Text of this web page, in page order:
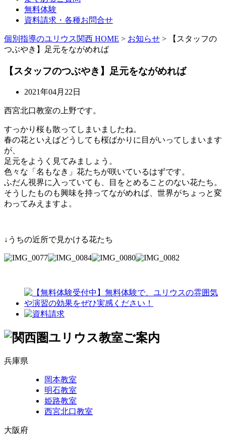
無料体験
資料請求・各種お問合せ
個別指導のユリウス関西 HOME > お知らせ >
【スタッフの
つぶやき】足元をながめれば
【スタッフのつぶやき】足元をながめれば
2021年04月22日
西宮北口教室の上野です。
すっかり桜も散ってしまいましたね。
春の花といえばどうしても桜ばかりに目がいってしまいます
が、
足元をようく見てみましょう。
色々な「名もなき」花たちが咲いているはずです。
ふだん視界に入っていても、目をとめることのない花たち。
そうしたものも興味を持ってながめれば、世界がちょっと変
わってみえますよ。
↓うちの近所で見かける花たち
兵庫県
岡本教室
明石教室
姫路教室
西宮北口教室
大阪府